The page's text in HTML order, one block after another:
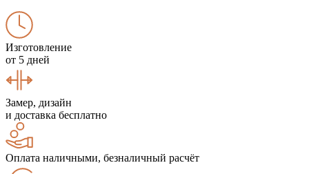
Изготовление
от 5 дней
Замер, дизайн
и доставка бесплатно
Оплата наличными, безналичный расчёт